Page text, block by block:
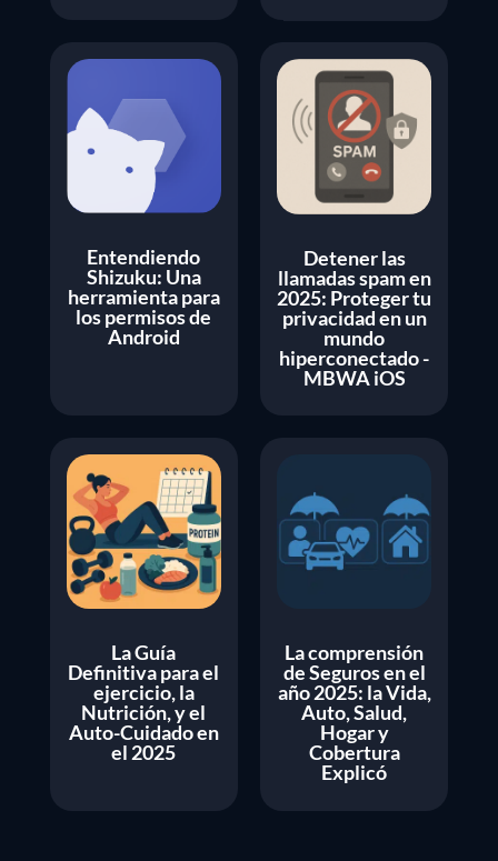
Entendiendo
Shizuku: Una
herramienta para
los permisos de
Android
Detener las
llamadas spam en
2025: Proteger tu
privacidad en un
mundo
hiperconectado -
MBWA iOS
La Guía
Definitiva para el
ejercicio, la
Nutrición, y el
Auto-Cuidado en
el 2025
La comprensión
de Seguros en el
año 2025: la Vida,
Auto, Salud,
Hogar y
Cobertura
Explicó